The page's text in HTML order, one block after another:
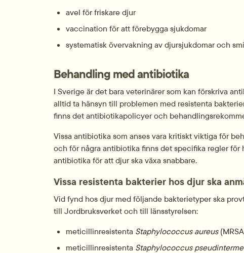
avel för friskare djur
vaccination för att förebygga sjukdomar
systematisk övervakning av djursjukdomar och
Behandling med antibiotika
I Sverige är det bara veterinärer som kan förskriva
alltid ta hänsyn till problemen med resistenta
finns det antibiotikapolicyer och
Vissa antibiotika som anses vara kritiskt viktiga för
och för några antibiotika finns det specifika regler
antibiotika för att djur ska växa snabbare.
Vissa resistenta bakterier hos djur ska
Vid fynd hos djur med följande bakterietyper ska
till Jordbruksverket och till länsstyrelsen:
meticillinresistenta Staphylococcus aureus
meticillinresistenta Staphylococcus